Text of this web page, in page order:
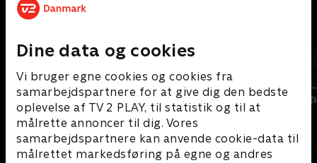
Dine data og cookies
Vi bruger egne cookies og cookies fra
samarbejdspartnere for at give dig den bedste
oplevelse af TV 2 PLAY, til statistik og til at
målrette annoncer til dig. Vores
samarbejdspartnere kan anvende cookie-data til
målrettet markedsføring på egne og andres
Mere indhold fra Disney+